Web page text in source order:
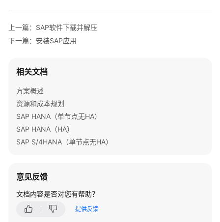
全
据
输
加
速
高
站
架
上一篇：SAP软件下载并解压
下一篇：安装SAP应用
相关文档
方案概述
资源和成本规划
SAP HANA（单节点无HA）
SAP HANA（HA）
SAP S/4HANA（单节点无HA）
意见反馈
文档内容是否对您有帮助？
提供反馈